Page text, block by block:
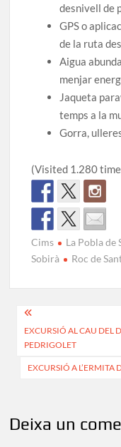
desnivell de
GPS o
de la ruta
Aigua
menjar
Jaqueta
temps a la
Gorra,
(Visited 1.280
Cims La Pobla de
Sobirà
Roc de
Navegació
d'entrades
EXCURSIÓ AL CAU DEL
PEDRIGOLET
EXCURSIÓ A L’ERMITA
Deixa un